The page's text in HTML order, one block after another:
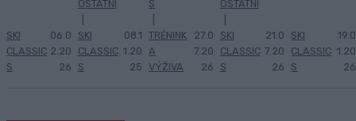
SKI
CLASSIC
S
06.0
2.20
26
OSTATNÍ
SKI
CLASSIC
S
08.1
1.20
25
S
TRÉNINK
A
VÝŽIVA
27.0
7.20
26
OSTATNÍ
SKI
CLASSIC
S
21.0
7.20
26
SKI
CLASSIC
S
19.0
1.20
26